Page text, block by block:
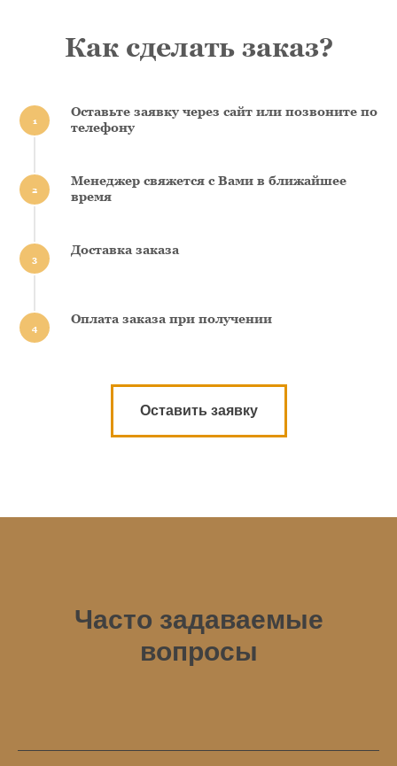
Как сделать заказ?
1
Оставьте заявку через сайт или позвоните по
телефону
2
Менеджер свяжется с Вами в ближайшее
время
3
Доставка заказа
4
Оплата заказа при получении
Оставить заявку
Часто задаваемые
вопросы